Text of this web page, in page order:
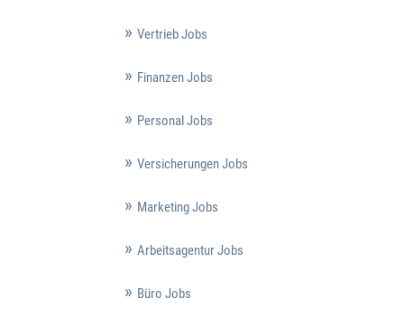
Vertrieb Jobs
Finanzen Jobs
Personal Jobs
Versicherungen Jobs
Marketing Jobs
Arbeitsagentur Jobs
Büro Jobs